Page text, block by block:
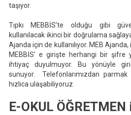
taşıyor.
Tıpkı MEBBİS’te olduğu gibi
kullanılacak ikinci bir doğrulama
Ajanda için de kullanılıyor. MEB
MEBBİS’ e girişte herhangi bir şifre
ihtiyaç duyulmuyor. Bu yönüyle
sunuyor. Telefonlarımızdan
hızlıca ulaşabiliyoruz.
E-OKUL